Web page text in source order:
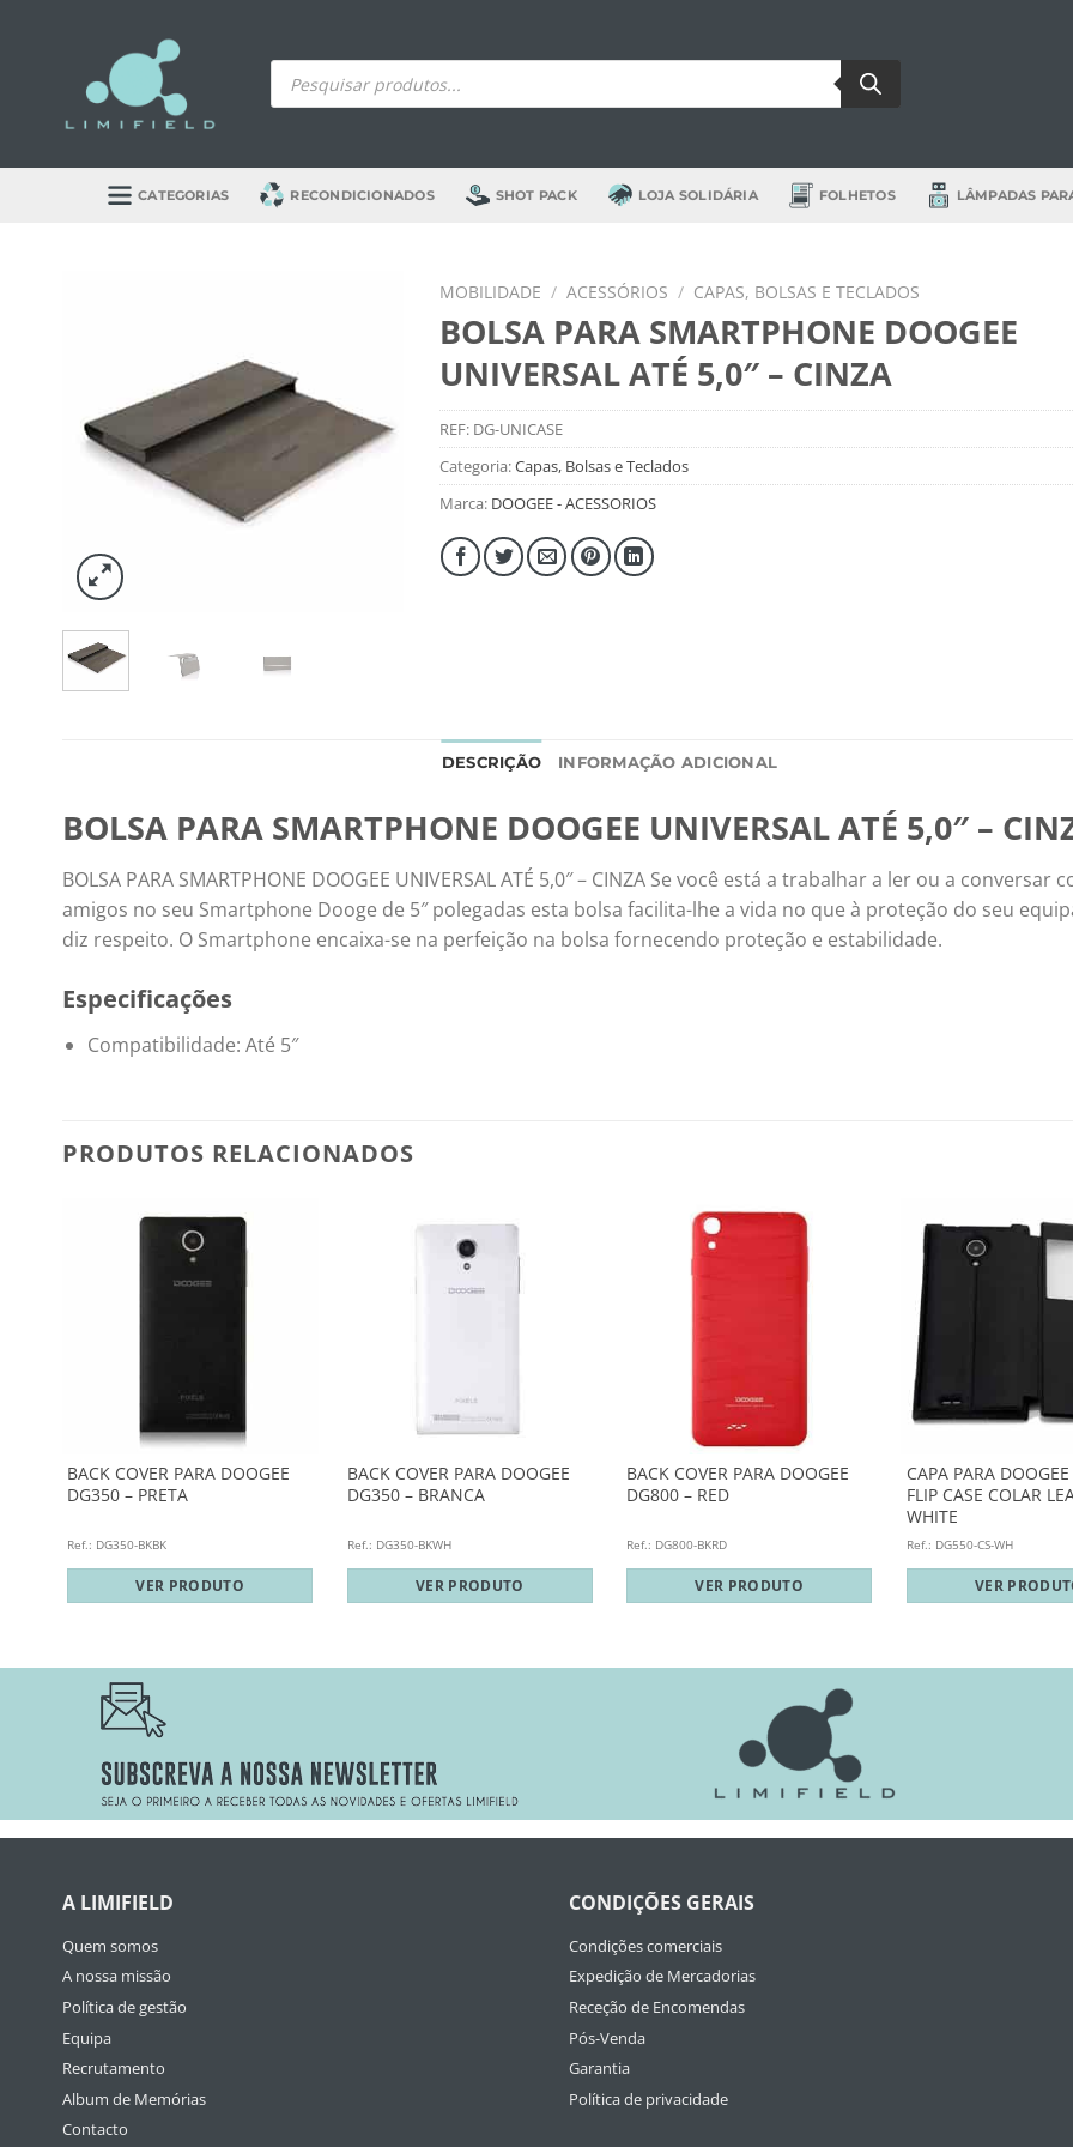
Products
search
CATEGORIAS RECONDICIONADOS SHOT PACK LOJA SOLIDÁRIA FOLHETOS LÂMPADAS
MOBILIDADE / ACESSÓRIOS / CAPAS, BOLSAS E TECLADOS
BOLSA PARA SMARTPHONE DOOGEE
UNIVERSAL ATÉ 5,0″ – CINZA
REF: DG-UNICASE
Categoria:Capas, Bolsas e Teclados
Marca: DOOGEE - ACESSORIOS
DESCRIÇÃO INFORMAÇÃO ADICIONAL
BOLSA PARA SMARTPHONE DOOGEE UNIVERSAL ATÉ 5,0″ –
BOLSA PARA SMARTPHONE DOOGEE UNIVERSAL ATÉ 5,0″ – CINZA Se você está a trabalhar a ler ou a conversar
amigos no seu Smartphone Dooge de 5″ polegadas esta bolsa facilita-lhe a vida no que à proteção do seu
diz respeito. O Smartphone encaixa-se na perfeição na bolsa fornecendo proteção e estabilidade.
Especificações
Compatibilidade: Até 5″
PRODUTOS RELACIONADOS
BACK COVER PARA DOOGEE
DG350 – PRETA
Ref.: DG350-BKBK
VER PRODUTO
BACK COVER PARA DOOGEE
DG350 – BRANCA
Ref.: DG350-BKWH
VER PRODUTO
BACK COVER PARA DOOGEE
DG800 – RED
Ref.: DG800-BKRD
VER PRODUTO
CAPA PARA
FLIP CASE COLAR
WHITE
Ref.: DG550-CS-WH
VER
A LIMIFIELD
Quem somos
A nossa missão
Política de gestão
Equipa
Recrutamento
Album de Memórias
Contacto
CONDIÇÕES GERAIS
Condições comerciais
Expedição de Mercadorias
Receção de Encomendas
Pós-Venda
Garantia
Política de privacidade